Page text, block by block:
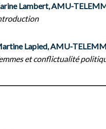
Lambert, AMU-
Lapied, AMU-
et conflictualité